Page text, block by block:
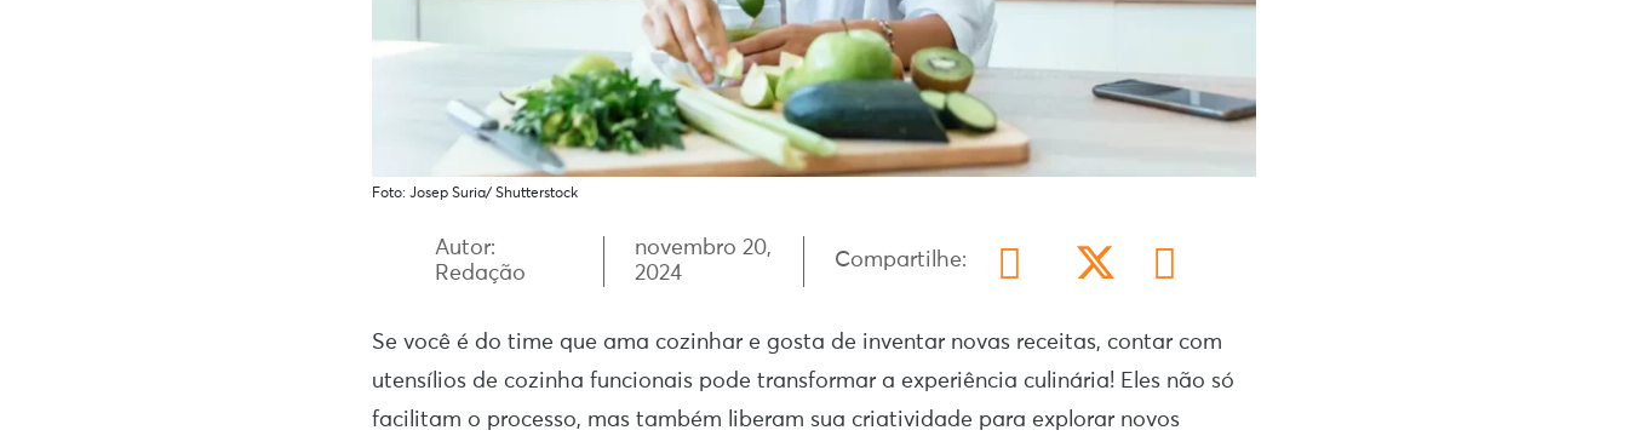
Foto: Josep Suria/ Shutterstock
Autor:
Redação
novembro 20,
2024
Compartilhe:
Se você é do time que ama cozinhar e gosta de inventar novas receitas, contar com
utensílios de cozinha funcionais pode transformar a experiência culinária! Eles não só
facilitam o processo, mas também liberam sua criatividade para explorar novos